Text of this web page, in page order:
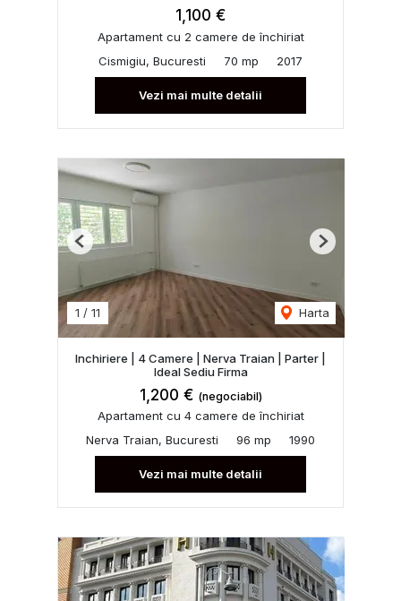
1,100 €
Apartament cu 2 camere de închiriat
Cismigiu, Bucuresti
70 mp 2017
Vezi mai multe detalii
1 / 11 Harta
Previous Next
Inchiriere | 4 Camere | Nerva Traian | Parter |
Ideal Sediu Firma
1,200 € (negociabil)
Apartament cu 4 camere de închiriat
Nerva Traian, Bucuresti
96 mp 1990
Vezi mai multe detalii